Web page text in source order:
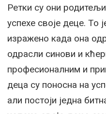
Ретки су они
успехе своје деце. То
изражено када она
одрасли синови и
професионалним и
деца су поносна на
али постоји једна